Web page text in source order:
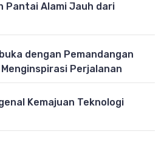
Pantai Alami Jauh dari
dengan Pemandangan
Perjalanan
Kemajuan Teknologi